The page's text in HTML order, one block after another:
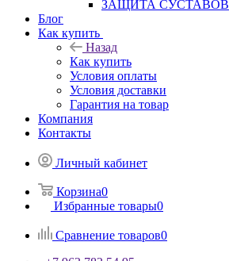
ЗАЩИТА СУСТАВОВ
Блог
Как купить
Назад
Как купить
Условия оплаты
Условия доставки
Гарантия на товар
Компания
Контакты
Личный кабинет
Корзина0
Избранные товары0
Сравнение товаров0